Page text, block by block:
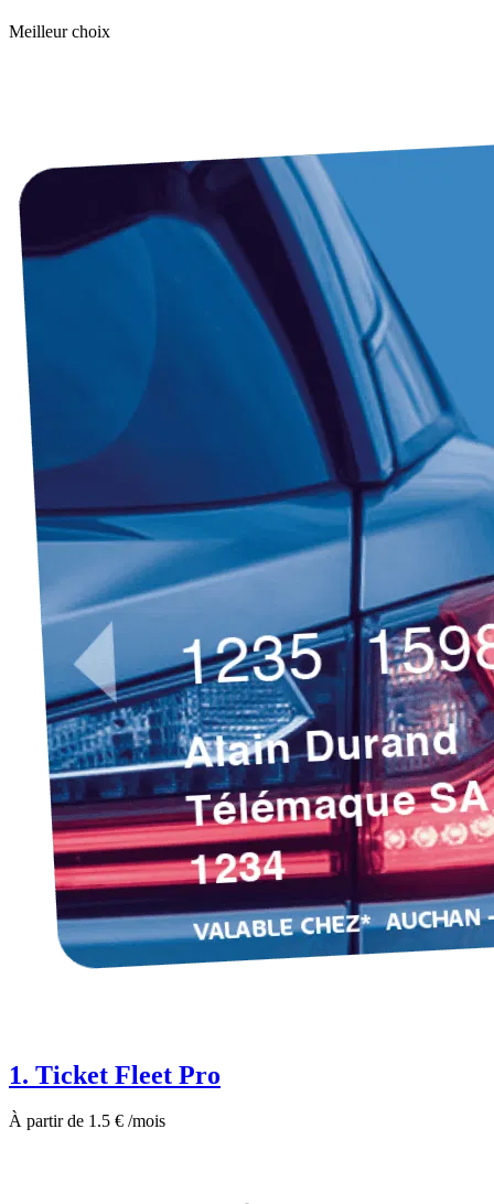
Meilleur choix
1. Ticket Fleet Pro
À partir de 1.5 € /mois